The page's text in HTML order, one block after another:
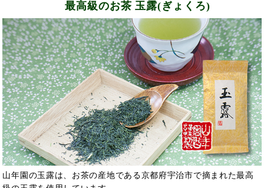
最高級のお茶 玉露(ぎょくろ)
山年園の玉露は、お茶の産地である京都府宇治市で摘まれた最高